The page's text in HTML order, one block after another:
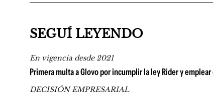
SEGUÍ LEYENDO
En vigencia desde 2021
Primera multa a Glovo por incumplir la ley Rider y
DECISIÓN EMPRESARIAL